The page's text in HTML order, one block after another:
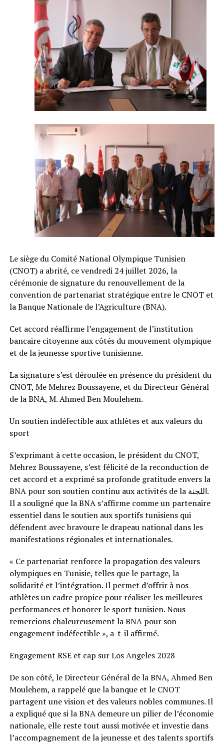
Le siège du Comité National Olympique Tunisien
(CNOT) a abrité, ce vendredi 24 juillet 2026, la
cérémonie de signature du renouvellement de la
convention de partenariat stratégique entre le CNOT et
la Banque Nationale de l’Agriculture (BNA).
Cet accord réaffirme l’engagement de l’institution
bancaire citoyenne aux côtés du mouvement olympique
et de la jeunesse sportive tunisienne.
La signature s’est déroulée en présence du président du
CNOT, Me Mehrez Boussayene, et du Directeur Général
de la BNA, M. Ahmed Ben Moulehem.
Un soutien indéfectible aux athlètes et aux valeurs du
sport
S’exprimant à cette occasion, le président du CNOT,
Mehrez Boussayene, s’est félicité de la reconduction de
cet accord et a exprimé sa profonde gratitude envers la
BNA pour son soutien continu aux activités de la اللجنة.
Il a souligné que la BNA s’affirme comme un partenaire
essentiel dans le soutien aux sportifs tunisiens qui
défendent avec bravoure le drapeau national dans les
manifestations régionales et internationales.
« Ce partenariat renforce la propagation des valeurs
olympiques en Tunisie, telles que le partage, la
solidarité et l’intégration. Il permet d’offrir à nos
athlètes un cadre propice pour réaliser les meilleures
performances et honorer le sport tunisien. Nous
remercions chaleureusement la BNA pour son
engagement indéfectible », a-t-il affirmé.
Engagement RSE et cap sur Los Angeles 2028
De son côté, le Directeur Général de la BNA, Ahmed Ben
Moulehem, a rappelé que la banque et le CNOT
partagent une vision et des valeurs nobles communes. Il
a expliqué que si la BNA demeure un pilier de l’économie
nationale, elle reste tout aussi motivée et investie dans
l’accompagnement de la jeunesse et des talents sportifs